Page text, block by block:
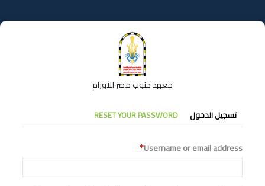
إلى
المحتوى
معهد جنوب مصر للأورام
التبويبات
الأساسية
تسجيل الدخول RESET YOUR PASSWORD
Username or email address